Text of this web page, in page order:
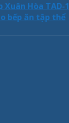
Hòa TAD-
bếp ăn tập thể